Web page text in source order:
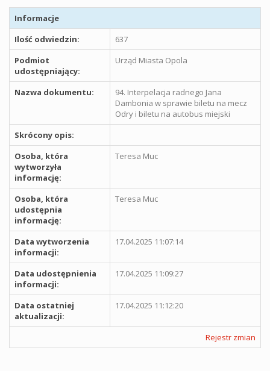
Informacje
Ilość odwiedzin:
637
Podmiot
udostępniający:
Urząd Miasta Opola
Nazwa dokumentu:
94. Interpelacja radnego Jana
Dambonia w sprawie biletu na mecz
Odry i biletu na autobus miejski
Skrócony opis:
Osoba, która
wytworzyła
informację:
Teresa Muc
Osoba, która
udostępnia
informację:
Teresa Muc
Data wytworzenia
informacji:
17.04.2025 11:07:14
Data udostępnienia
informacji:
17.04.2025 11:09:27
Data ostatniej
aktualizacji:
17.04.2025 11:12:20
Rejestr zmian